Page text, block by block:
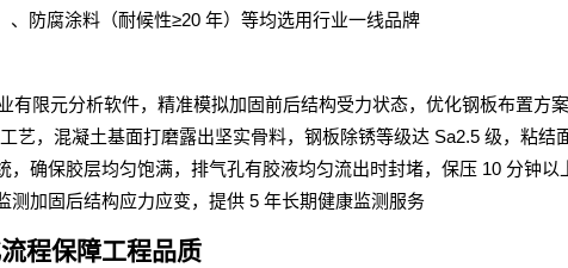
、防腐涂料（耐候性≥20 年）等均选用行业一线品牌
有限元分析软件，精准模拟加固前后结构受力状态，优化钢板布置方案
工艺，混凝土基面打磨露出坚实骨料，钢板除锈等级达 Sa2.5 级，粘结
，确保胶层均匀饱满，排气孔有胶液均匀流出时封堵，保压 10 分钟以
测加固后结构应力应变，提供 5 年长期健康监测服务
程保障工程品质